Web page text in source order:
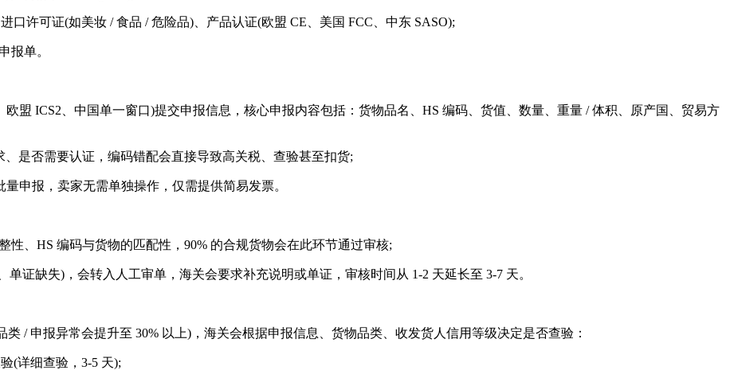
许可证(如美妆 / 食品 / 危险品)、产品认证(欧盟 CE、美国 FCC、中东 SASO);
报单。
ICS2、中国单一窗口)提交申报信息，核心申报内容包括：货物品名、HS 编码、货值、数量、重量 / 体积、原产国、贸易方
否需要认证，编码错配会直接导致高关税、查验甚至扣货;
报，卖家无需单独操作，仅需提供简易发票。
、HS 编码与货物的匹配性，90% 的合规货物会在此环节通过审核;
缺失)，会转入人工审单，海关会要求补充说明或单证，审核时间从 1-2 天延长至 3-7 天。
/ 申报异常会提升至 30% 以上)，海关会根据申报信息、货物品类、收发货人信用等级决定是否查验：
(详细查验，3-5 天);